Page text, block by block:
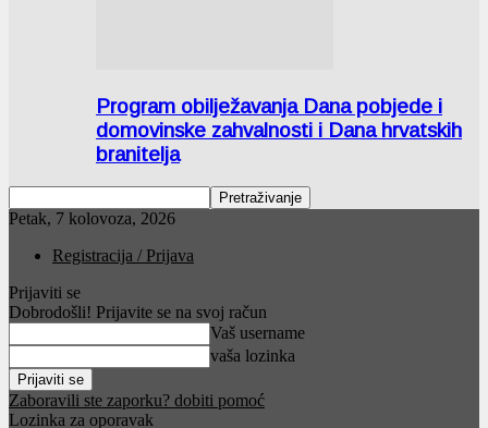
Program obilježavanja Dana pobjede i
domovinske zahvalnosti i Dana hrvatskih
branitelja
Petak, 7 kolovoza, 2026
Registracija / Prijava
Prijaviti se
Dobrodošli! Prijavite se na svoj račun
Vaš username
vaša lozinka
Zaboravili ste zaporku? dobiti pomoć
Lozinka za oporavak